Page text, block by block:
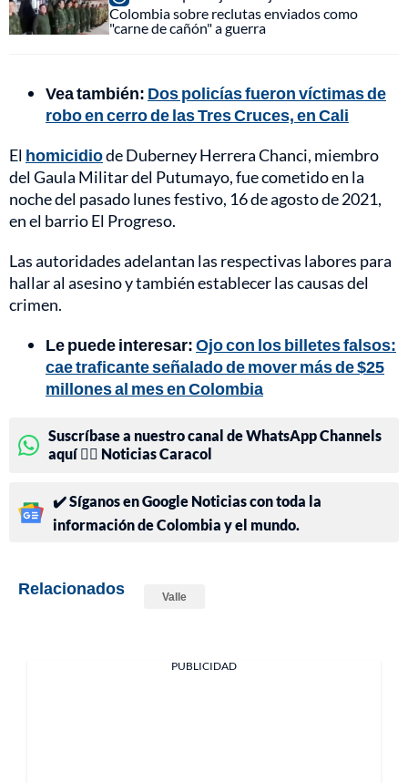
Colombia sobre reclutas enviados como
"carne de cañón" a guerra
Vea también: Dos policías fueron víctimas de
robo en cerro de las Tres Cruces, en Cali
El homicidiode Duberney Herrera Chanci, miembro
del Gaula Militar del Putumayo, fue cometido en la
noche del pasado lunes festivo, 16 de agosto de 2021,
en el barrio El Progreso.
Las autoridades adelantan las respectivas labores para
hallar al asesino y también establecer las causas del
crimen.
Le puede interesar:Ojo con los billetes falsos:
cae traficante señalado de mover más de $25
millones al mes en Colombia
Suscríbase a nuestro canal de WhatsApp Channels
aquí 👉🏻 Noticias Caracol
✔️ Síganos en Google Noticias con toda la
información de Colombia y el mundo.
Relacionados Valle
PUBLICIDAD